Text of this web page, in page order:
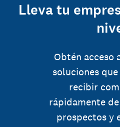
Lleva tu
Obtén acceso
soluciones
recibir
rápidamente
prospectos y